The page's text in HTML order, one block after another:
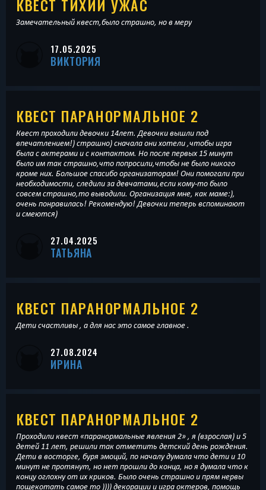
КВЕСТ ТИХИЙ УЖАС
Замечательный квест,было страшно, но в меру
17.05.2025
ВИКТОРИЯ
КВЕСТ ПАРАНОРМАЛЬНОЕ 2
Квест проходили девочки 14лет. Девочки вышли под
впечатлением!) страшно) сначала они хотели ,чтобы игра
была с актерами и с контактом. Но после первых 15 минут
было им так страшно,что попросили,чтобы не было никого
кроме них. Большое спасибо организаторам! Они помогали при
необходимости, следили за девчатами,если кому-то было
совсем страшно,то выводили. Организация мне, как маме:),
очень понравилась! Рекомендую! Девочки теперь вспоминают
и смеются)
27.04.2025
ТАТЬЯНА
КВЕСТ ПАРАНОРМАЛЬНОЕ 2
Дети счастливы , а для нас это самое главное .
27.08.2024
ИРИНА
КВЕСТ ПАРАНОРМАЛЬНОЕ 2
Проходили квест «паранормальные явления 2» , я (взрослая) и 5
детей 11 лет, решили так отметить детский день рождения.
Дети в восторге, буря эмоций, по началу думала что дети и 10
минут не протянут, но нет прошли до конца, но я думала что к
концу оглохну от их криков. Было очень страшно и прям нервы
пощекотать самое то )))) декорации и игра октеров, помощь